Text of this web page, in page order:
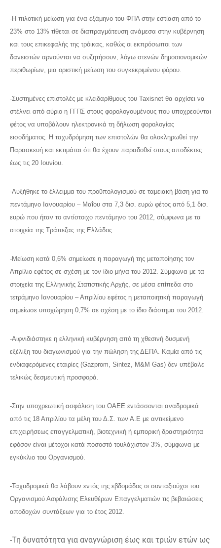
-Η πιλοτική μείωση για ένα εξάμηνο του ΦΠΑ στην εστίαση από το
23% στο 13% τίθεται σε διαπραγμάτευση ανάμεσα στην κυβέρνηση
και τους επικεφαλής της τρόικας, καθώς οι εκπρόσωποι των
δανειστών αρνούνται να συζητήσουν, λόγω στενών δημοσιονομικών
περιθωρίων, μια οριστική μείωση του συγκεκριμένου φόρου.
-Συστημένες επιστολές με κλειδαρίθμους του Taxisnet θα αρχίσει να
στέλνει από αύριο η ΓΓΠΣ στους φορολογουμένους που υποχρεούνται
φέτος να υποβάλουν ηλεκτρονικά τη δήλωση φορολογίας
εισοδήματος. Η ταχυδρόμηση των επιστολών θα ολοκληρωθεί την
Παρασκευή και εκτιμάται ότι θα έχουν παραδοθεί στους αποδέκτες
έως τις 20 Ιουνίου.
-Αυξήθηκε το έλλειμμα του προϋπολογισμού σε ταμειακή βάση για το
πεντάμηνο Ιανουαρίου – Μαΐου στα 7,3 δισ. ευρώ φέτος από 5,1 δισ.
ευρώ που ήταν το αντίστοιχο πεντάμηνο του 2012, σύμφωνα με τα
στοιχεία της Τράπεζας της Ελλάδος.
-Μείωση κατά 0,6% σημείωσε η παραγωγή της μεταποίησης τον
Απρίλιο εφέτος σε σχέση με τον ίδιο μήνα του 2012. Σύμφωνα με τα
στοιχεία της Ελληνικής Στατιστικής Αρχής, σε μέσα επίπεδα στο
τετράμηνο Ιανουαρίου – Απριλίου εφέτος η μεταποιητική παραγωγή
σημείωσε υποχώρηση 0,7% σε σχέση με το ίδιο διάστημα του 2012.
-Αιφνιδιάστηκε η ελληνική κυβέρνηση από τη χθεσινή δυσμενή
εξέλιξη του διαγωνισμού για την πώληση της ΔΕΠΑ. Καμία από τις
ενδιαφερόμενες εταιρίες (Gazprom, Sintez, M&M Gas) δεν υπέβαλε
τελικώς δεσμευτική προσφορά.
-Στην υποχρεωτική ασφάλιση του ΟΑΕΕ εντάσσονται αναδρομικά
από τις 18 Απριλίου τα μέλη του Δ.Σ. των Α.Ε με αντικείμενο
επιχειρήσεως επαγγελματική, βιοτεχνική ή εμπορική δραστηριότητα
εφόσον είναι μέτοχοι κατά ποσοστό τουλάχιστον 3%, σύμφωνα με
εγκύκλιο του Οργανισμού.
-Ταχυδρομικά θα λάβουν εντός της εβδομάδος οι συνταξιούχοι του
Οργανισμού Ασφάλισης Ελευθέρων Επαγγελματιών τις βεβαιώσεις
αποδοχών συντάξεων για το έτος 2012.
-Τη δυνατότητα για αναγνώριση έως και τριών ετών ως